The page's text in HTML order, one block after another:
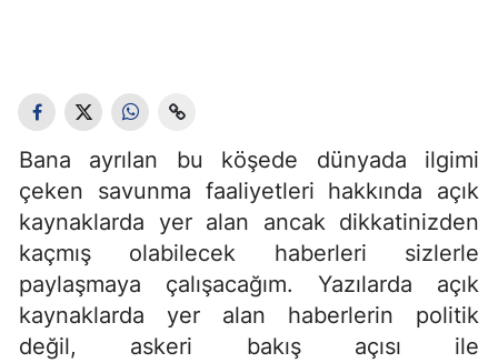
Bana ayrılan bu köşede dünyada ilgimi
çeken savunma faaliyetleri hakkında açık
kaynaklarda yer alan ancak dikkatinizden
kaçmış olabilecek haberleri sizlerle
paylaşmaya çalışacağım. Yazılarda açık
kaynaklarda yer alan haberlerin politik
değil, askeri bakış açısı ile